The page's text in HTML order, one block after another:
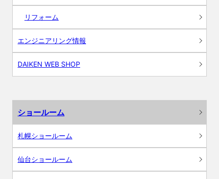
リフォーム
エンジニアリング情報
DAIKEN WEB SHOP
ショールーム
札幌ショールーム
仙台ショールーム